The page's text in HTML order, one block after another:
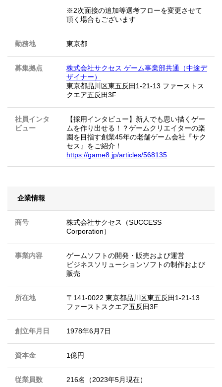
※2次面接の追加等選考フローを変更させて
頂く場合もございます
勤務地 東京都
募集拠点
株式会社サクセス ゲーム事業部共通（中途デ
ザイナー）
東京都品川区東五反田1-21-13 ファーストス
クエア五反田3F
社員インタ
ビュー
【採用インタビュー】新人でも思い描くゲー
ムを作り出せる！？ゲームクリエイターの楽
園を目指す創業45年の老舗ゲーム会社『サク
セス』をご紹介！
https://game8.jp/articles/568135
企業情報
商号
株式会社サクセス（SUCCESS
Corporation）
事業内容
ゲームソフトの開発・販売および運営
ビジネスソリューションソフトの制作および
販売
所在地
〒141-0022 東京都品川区東五反田1-21-13
ファーストスクエア五反田3F
創立年月日 1978年6月7日
資本金 1億円
従業員数 216名（2023年5月現在）